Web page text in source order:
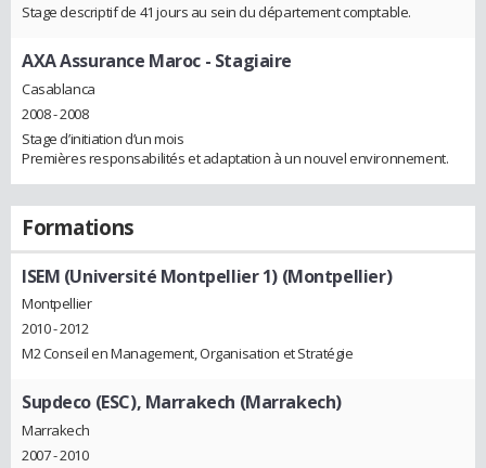
Stage descriptif de 41 jours au sein du département comptable.
AXA Assurance Maroc - Stagiaire
Casablanca
2008 - 2008
Stage d’initiation d’un mois
Premières responsabilités et adaptation à un nouvel environnement.
Formations
ISEM (Université Montpellier 1) (Montpellier)
Montpellier
2010 - 2012
M2 Conseil en Management, Organisation et Stratégie
Supdeco (ESC), Marrakech (Marrakech)
Marrakech
2007 - 2010